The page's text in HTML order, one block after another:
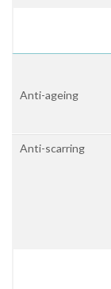
Anti-ageing
Anti-scarring